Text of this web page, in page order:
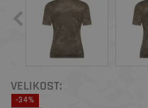
VELIKOST:
-34%